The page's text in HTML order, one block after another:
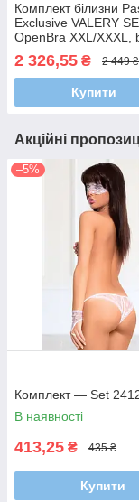
Комплект білизни
Exclusive VALERY
OpenBra XXL/XXXL,
стрепи, трусики,
ліф
2 326,55 ₴ 2 449 ₴
Купити
Акційні
–5%
Комплект — Set
В наявності
413,25 ₴ 435 ₴
Купити